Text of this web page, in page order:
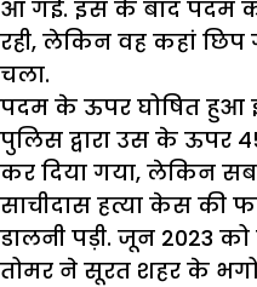
आ गई. इस के बाद पदम
रही, लेकिन वह कहां छिप
चला.
पदम के ऊपर घोषित हुआ
पुलिस द्वारा उस के ऊपर
कर दिया गया, लेकिन सब
साचीदास हत्या केस की
डालनी पड़ी. जून 2023
तोमर ने सूरत शहर के